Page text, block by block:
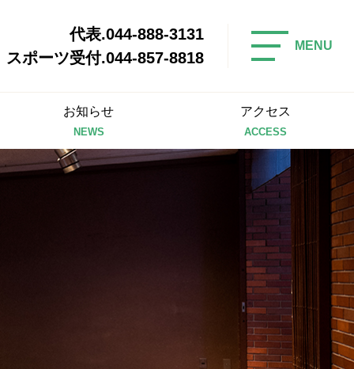
代表.044-888-3131
スポーツ受付.044-857-8818
お知らせ
NEWS
アクセス
ACCESS
MENU